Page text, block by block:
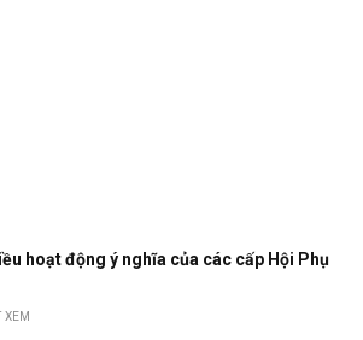
hoạt động ý nghĩa của các cấp Hội Phụ
XEM